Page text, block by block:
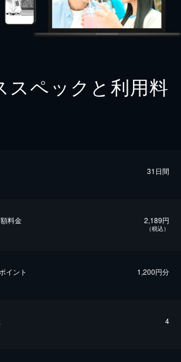
スペックと利用料
31日間
料金 2,189円
（税込）
イント 1,200円分
4